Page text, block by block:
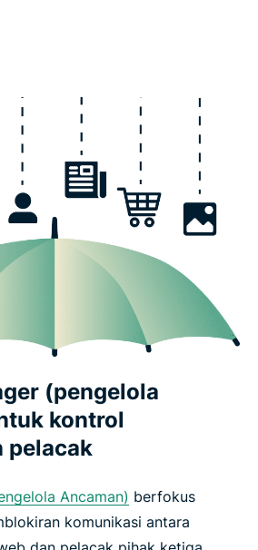
(pengelola
kontrol
pelacak
Ancaman) berfokus
komunikasi antara